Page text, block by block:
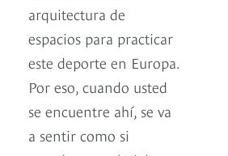
arquitectura de
espacios para practicar
este deporte en Europa.
Por eso, cuando usted
se encuentre ahí, se va
a sentir como si